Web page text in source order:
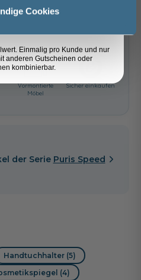
Cookies
Vormontierte
Möbel
Sicher einkaufen
der Serie Puris Speed
Handtuchhalter (5)
(4)
Einmalig pro Kunde und nur
anderen Gutscheinen oder
kombinierbar.